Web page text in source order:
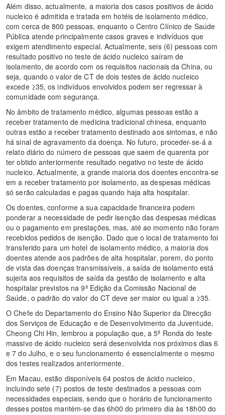
Além disso, actualmente, a maioria dos casos positivos de ácido
nucleico é admitida e tratada em hotéis de isolamento médico,
com cerca de 800 pessoas, enquanto o Centro Clínico de Saúde
Pública atende principalmente casos graves e indivíduos que
exigem atendimento especial. Actualmente, seis (6) pessoas com
resultado positivo no teste de ácido nucleico saíram de
isolamento, de acordo com os requisitos nacionais da China, ou
seja, quando o valor de CT de dois testes de ácido nucleico
excede ≥35, os indivíduos envolvidos podem ser regressar à
comunidade com segurança.
No âmbito de tratamento médico, algumas pessoas estão a
receber tratamento de medicina tradicional chinesa, enquanto
outras estão a receber tratamento destinado aos sintomas, e não
há sinal de agravamento da doença. No futuro, proceder-se-á a
relato diário do número de pessoas que saem de quarenta por
ter obtido anteriormente resultado negativo no teste de ácido
nucleico. Actualmente, a grande maioria dos doentes encontra-se
em a receber tratamento por isolamento, as despesas médicas
só serão calculadas e pagas quando haja alta hospitalar.
Os doentes, conforme a sua capacidade financeira podem
ponderar a necessidade de pedir isenção das despesas médicas
ou o pagamento em prestações, mas, até ao momento não foram
recebidos pedidos de isenção. Dado que o local de tratamento foi
transferido para um hotel de isolamento médico, a maioria dos
doentes atende aos padrões de alta hospitalar, porem, do ponto
de vista das doenças transmissíveis, a saída de isolamento está
sujeita aos requisitos de saída da gestão de isolamento e alta
hospitalar previstos na 9ª Edição da Comissão Nacional de
Saúde, o padrão do valor do CT deve ser maior ou igual a ≥35.
O Chefe do Departamento do Ensino Não Superior da Direcção
dos Serviços de Educação e de Desenvolvimento da Juventude,
Cheong Chi Hin, lembrou a população que, a 5ª Ronda do teste
massivo de ácido nucleico será desenvolvida nos próximos dias 6
e 7 do Julho, e o seu funcionamento é essencialmente o mesmo
dos testes realizados anteriormente.
Em Macau, estão disponíveis 64 postos de ácido nucleico,
incluindo sete (7) postos de teste destinados a pessoas com
necessidades especiais, sendo que o horário de funcionamento
desses postos mantém-se das 6h00 do primeiro dia às 18h00 do